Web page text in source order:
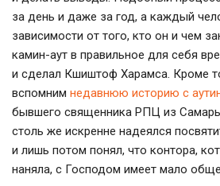
за день и даже за год, а каждый
зависимости от того, кто он и чем
камин-аут в правильное для себя
и сделал Кшиштоф Харамса. Кроме
вспомним недавнюю историю с
бывшего священника РПЦ из
столь же искренне надеялся
и лишь потом понял, что контора,
наняла, с Господом имеет мало